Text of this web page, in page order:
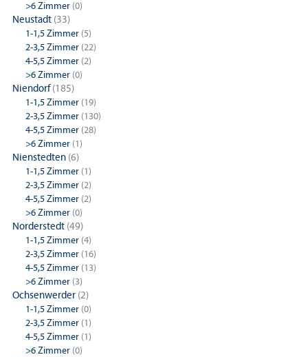
>6 Zimmer (0)
Neustadt (33)
1-1,5 Zimmer (5)
2-3,5 Zimmer (22)
4-5,5 Zimmer (2)
>6 Zimmer (0)
Niendorf(185)
1-1,5 Zimmer (19)
2-3,5 Zimmer (130)
4-5,5 Zimmer (28)
>6 Zimmer (1)
Nienstedten (6)
1-1,5 Zimmer (1)
2-3,5 Zimmer (2)
4-5,5 Zimmer (2)
>6 Zimmer (0)
Norderstedt (49)
1-1,5 Zimmer (4)
2-3,5 Zimmer (16)
4-5,5 Zimmer (13)
>6 Zimmer (3)
Ochsenwerder (2)
1-1,5 Zimmer (0)
2-3,5 Zimmer (1)
4-5,5 Zimmer (1)
>6 Zimmer (0)